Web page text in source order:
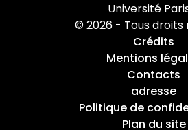
Université
© 2026 - Tous droits
Crédits
Mentions
Contacts
adresse
Politique de
Plan du site